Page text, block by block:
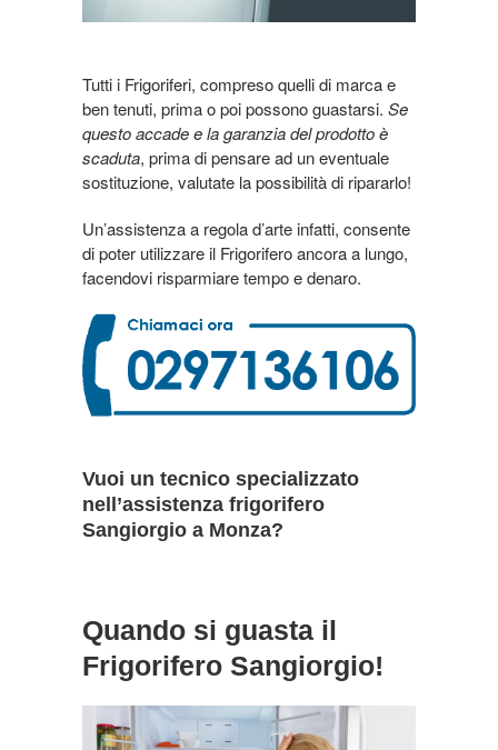
Tutti i Frigoriferi, compreso quelli di marca e
ben tenuti, prima o poi possono guastarsi. Se
questo accade e la garanzia del prodotto è
scaduta, prima di pensare ad un eventuale
sostituzione, valutate la possibilità di ripararlo!
Un’assistenza a regola d’arte infatti, consente
di poter utilizzare il Frigorifero ancora a lungo,
facendovi risparmiare tempo e denaro.
Vuoi un tecnico specializzato
nell’assistenza frigorifero
Sangiorgio a Monza?
Quando si guasta il
Frigorifero Sangiorgio!